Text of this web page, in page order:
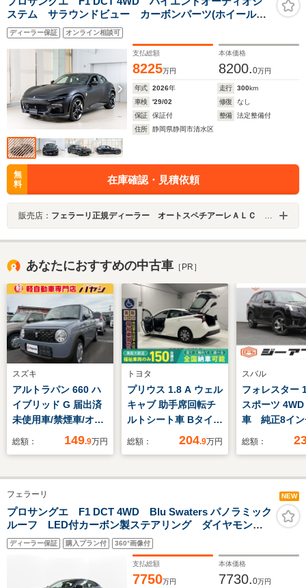
ステム サラウンドビュー カーボンパーツ(ホイールア
ーチ/フロントスポイラー/サイドスカート/リアデュフュー
ザー)
ディーラー保証 オンライン相談可
支払総額
8225万円
本体価格
8200.0万円
年式 2026年 走行 300km
車検
'29/02 修復
なし
保証
保証付 整備
法定整備付
住所
静岡県静岡市清水区
無
料
在庫確認・見積依頼
販売店： フェラーリ正規ディーラー オートスペチアーレＡＬＣ ＭＯＴＯＲＳ ＧＲＯＵＰ
あなたにおすすめの中古車 ［PR］
スズキ
アルトラパン 660 ハ
イブリッド G 届出済
未使用車/禁煙車/オー
ディオレス/衝突被害
ライト/オートハイビ
ーム/スマートキー/プ
ッシュスタート/シー
トヒーター/電動格納
ミラー/フルフラッ
総額： 149.9万円
トヨタ
プリウス 1.8 A ウェル
キャブ 助手席回転チ
ルトシート車 Bタイプ
福祉車両・助手席回転
ブリッド・Bタイプ・
ス・車いす収納固定ク
レーン付・大型ナビ・
TV・Bモニター・純正
アルミ・純正フォグラ
ンプ・Tコネクト
総額： 204.9万円
スバル
フォレスター
スポーツ
車 純正8イン
ビ パワーバ
イサイトセー
ラス バック
ー サイドビ
ター シート
コントロー
総額：
フェラーリ NEW
プロサングエ F1 DCT 4WD Blu Swaters パノラミック
ルーフ LED付カーボン製ステアリング ダイヤモンド
研磨仕上鍛造ホイール カーボン製エクステリア
ディーラー保証 購入プラン付 360°画像付
支払総額
7750万円
本体価格
7730.0万円